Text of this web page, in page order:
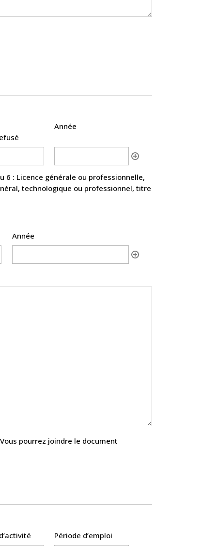
Année
Année
pourrez joindre le document
Période d’emploi